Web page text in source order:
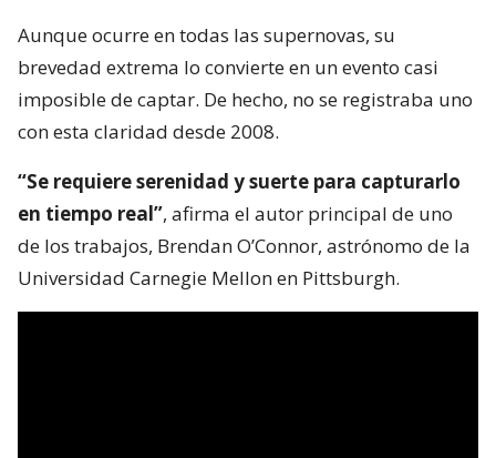
Aunque ocurre en todas las supernovas, su
brevedad extrema lo convierte en un evento casi
imposible de captar. De hecho, no se registraba uno
con esta claridad desde 2008.
“Se requiere serenidad y suerte para capturarlo
en tiempo real”, afirma el autor principal de uno
de los trabajos, Brendan O’Connor, astrónomo de la
Universidad Carnegie Mellon en Pittsburgh.